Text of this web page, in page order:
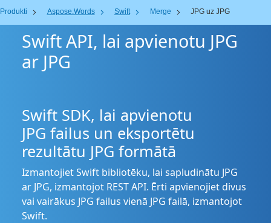
Produkti Aspose.Words Swift Merge JPG uz JPG
Swift API, lai apvienotu JPG
ar JPG
Swift SDK, lai apvienotu
JPG failus un eksportētu
rezultātu JPG formātā
Izmantojiet Swift bibliotēku, lai sapludinātu JPG
ar JPG, izmantojot REST API. Ērti apvienojiet divus
vai vairākus JPG failus vienā JPG failā, izmantojot
Swift.